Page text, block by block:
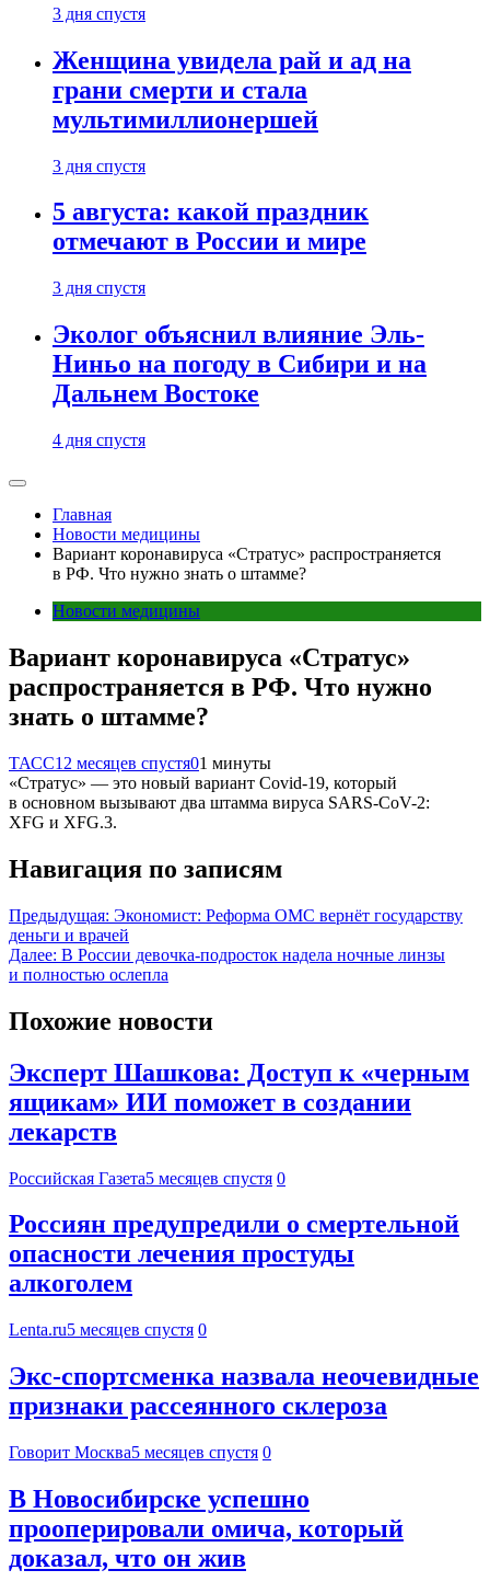
3 дня спустя
Женщина увидела рай и ад на
грани смерти и стала
мультимиллионершей
3 дня спустя
5 августа: какой праздник
отмечают в России и мире
3 дня спустя
Эколог объяснил влияние Эль-
Ниньо на погоду в Сибири и на
Дальнем Востоке
4 дня спустя
Главная
Новости медицины
Вариант коронавируса «Стратус» распространяется
в РФ. Что нужно знать о штамме?
Новости медицины
Вариант коронавируса «Стратус»
распространяется в РФ. Что нужно
знать о штамме?
ТАСС12 месяцев спустя01 минуты
«Стратус» — это новый вариант Covid-19, который
в основном вызывают два штамма вируса SARS-CoV-2:
XFG и XFG.3.
Навигация по записям
Предыдущая: Экономист: Реформа ОМС вернёт государству
деньги и врачей
Далее: В России девочка-подросток надела ночные линзы
и полностью ослепла
Похожие новости
Эксперт Шашкова: Доступ к «черным
ящикам» ИИ поможет в создании
лекарств
Российская Газета5 месяцев спустя 0
Россиян предупредили о смертельной
опасности лечения простуды
алкоголем
Lenta.ru5 месяцев спустя 0
Экс-спортсменка назвала неочевидные
признаки рассеянного склероза
Говорит Москва5 месяцев спустя 0
В Новосибирске успешно
прооперировали омича, который
доказал, что он жив